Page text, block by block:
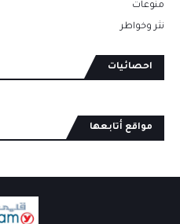
منوعات
نثر وخواطر
احصائيات
مواقع أتابعها